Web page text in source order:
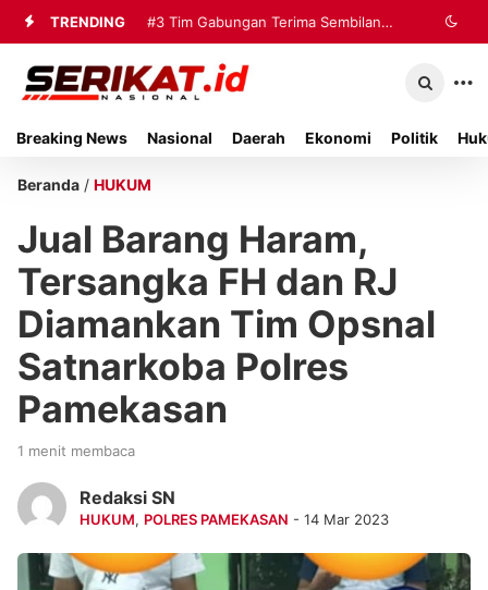
TRENDING #3 Tim Gabungan Terima Sembilan
Korban Evakuasi KM Mutiara Sentosa
Breaking News Nasional Daerah Ekonomi Politik
Beranda / HUKUM
Jual Barang Haram,
Tersangka FH dan RJ
Diamankan Tim Opsnal
Satnarkoba Polres
Pamekasan
1 menit membaca
Redaksi SN
HUKUM, POLRES PAMEKASAN - 14 Mar 2023